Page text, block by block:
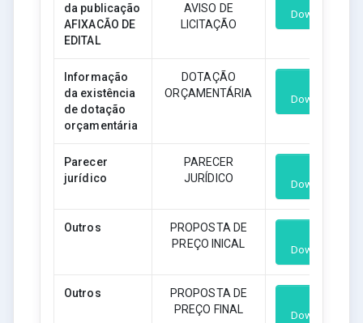
da publicação
AFIXACÃO DE
EDITAL
AVISO DE
LICITAÇÃO
Download
Informação
da existência
de dotação
orçamentária
DOTAÇÃO
ORÇAMENTÁRIA
Download
Parecer
jurídico
PARECER
JURÍDICO
Download
Outros
PROPOSTA DE
PREÇO INICAL
Download
Outros
PROPOSTA DE
PREÇO FINAL
Download